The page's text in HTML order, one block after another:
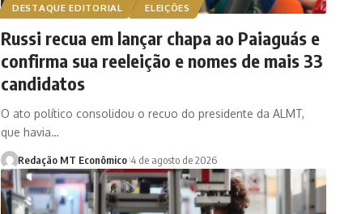
DESTAQUE EDITORIAL ELEIÇÕES
Russi recua em lançar chapa ao Paiaguás e
confirma sua reeleição e nomes de mais 33
candidatos
O ato político consolidou o recuo do presidente da ALMT,
que havia…
Redação MT Econômico 4 de agosto de 2026